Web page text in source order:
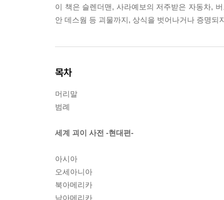
이 책은 슬렌더맨, 사라예보의 저주받은 자동차,
안 데스웜 등 괴물까지, 상식을 벗어나거나 증명
목차
머리말
범례
세계 괴이 사전 -현대편-
아시아
오세아니아
북아메리카
남아메리카